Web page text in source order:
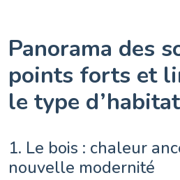
Panorama des
points forts et
le type d’habitat
1. Le bois : chaleur
nouvelle modernité